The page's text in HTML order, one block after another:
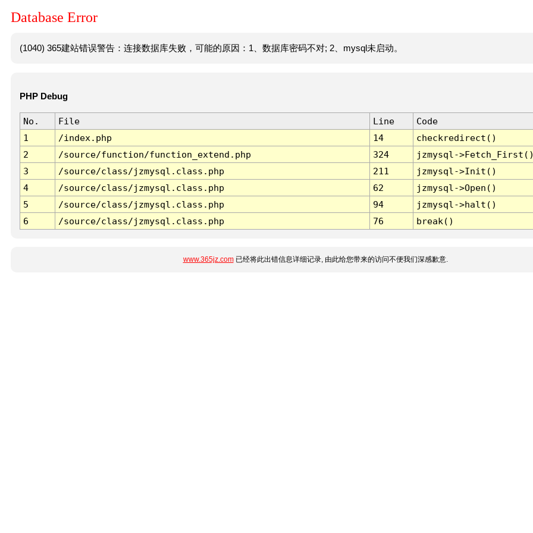
Database Error
(1040) 365建站错误警告：连接数据库失败，可能的原因：1、数据库密码不对; 2、mysql未启动。
PHP Debug
No. File Line
Code
1
/index.php 14
checkredirect()
2
/source/function/function_extend.php 324
jzmysql-
3
/source/class/jzmysql.class.php 211
jzmysql->Init()
4
/source/class/jzmysql.class.php 62
jzmysql->Open()
5
/source/class/jzmysql.class.php 94
jzmysql->halt()
6
/source/class/jzmysql.class.php 76 break()
www.365jz.com已经将此出错信息详细记录, 由此给您带来的访问不便我们深感歉意.